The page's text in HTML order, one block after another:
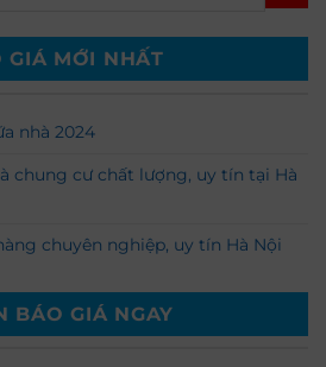
GIÁ MỚI NHẤT
nhà 2024
chung cư chất lượng, uy tín tại Hà
chuyên nghiệp, uy tín Hà Nội
BÁO GIÁ NGAY